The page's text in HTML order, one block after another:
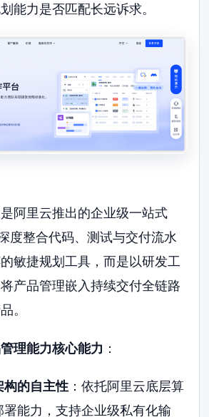
能力是否匹配长远诉求。
阿里云推出的企业级一站式
度整合代码、测试与交付流水
敏捷规划工具，而是以研发工
产品管理嵌入持续交付全链路
。
理能力核心能力 ：
构的自主性：依托阿里云底层算
署能力，支持企业级私有化输